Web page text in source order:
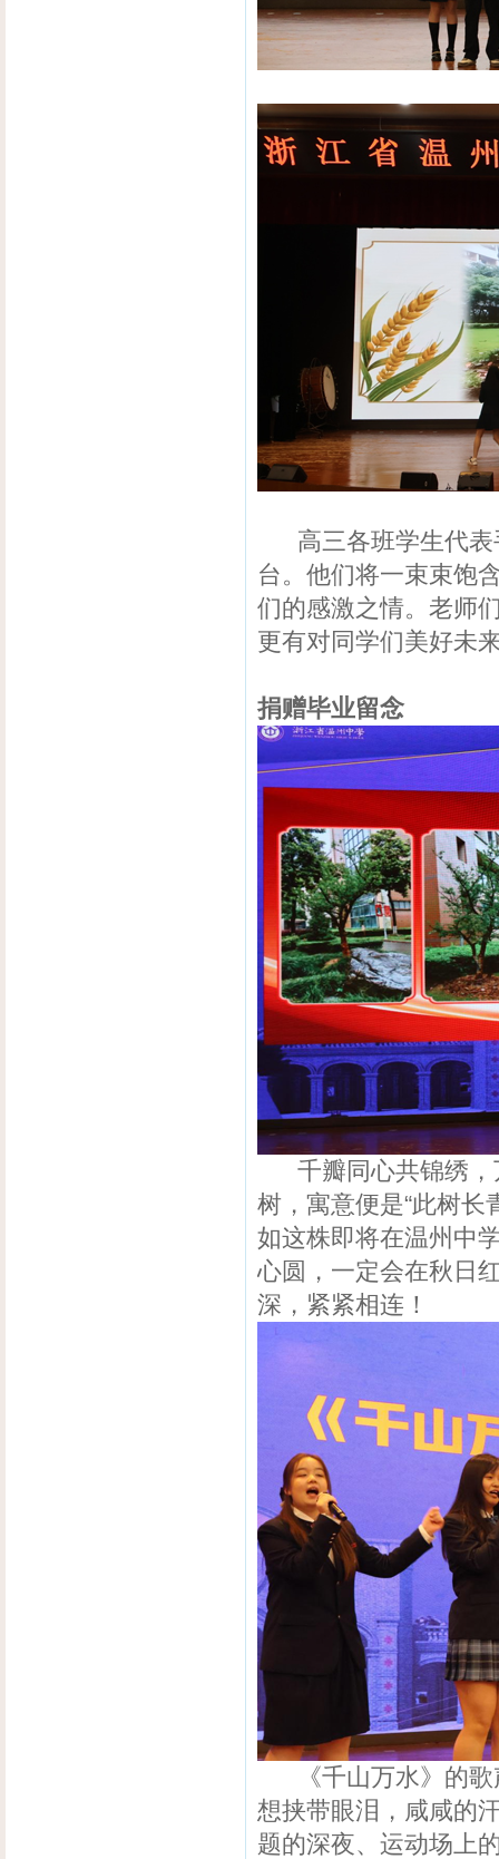
高三各班学生代表
台。他们将一束束饱
们的感激之情。老师
更有对同学们美好未
捐赠毕业留念
千瓣同心共锦绣，
树，寓意便是“此树长
如这株即将在温州中
心圆，一定会在秋日
深，紧紧相连！
《千山万水》的歌
想挟带眼泪，咸咸的
题的深夜、运动场上